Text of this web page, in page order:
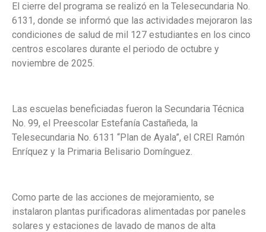
El cierre del programa se realizó en la Telesecundaria No.
6131, donde se informó que las actividades mejoraron las
condiciones de salud de mil 127 estudiantes en los cinco
centros escolares durante el periodo de octubre y
noviembre de 2025.
Las escuelas beneficiadas fueron la Secundaria Técnica
No. 99, el Preescolar Estefanía Castañeda, la
Telesecundaria No. 6131 “Plan de Ayala”, el CREI Ramón
Enríquez y la Primaria Belisario Domínguez.
Como parte de las acciones de mejoramiento, se
instalaron plantas purificadoras alimentadas por paneles
solares y estaciones de lavado de manos de alta